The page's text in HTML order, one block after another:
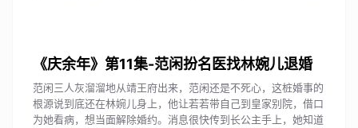
《庆余年》第11集-范闲扮名医找林婉儿退婚
范闲三人灰溜溜地从靖王府出来，范闲还是不死心，这桩婚事的
根源说到底还在林婉儿身上，他让若若带自己到皇家别院，借口
为她看病，想当面解除婚约。消息很快传到长公主手上，她知道